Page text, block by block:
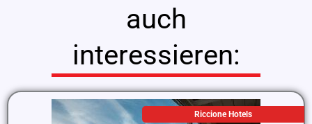
auch
interessieren:
Riccione Hotels